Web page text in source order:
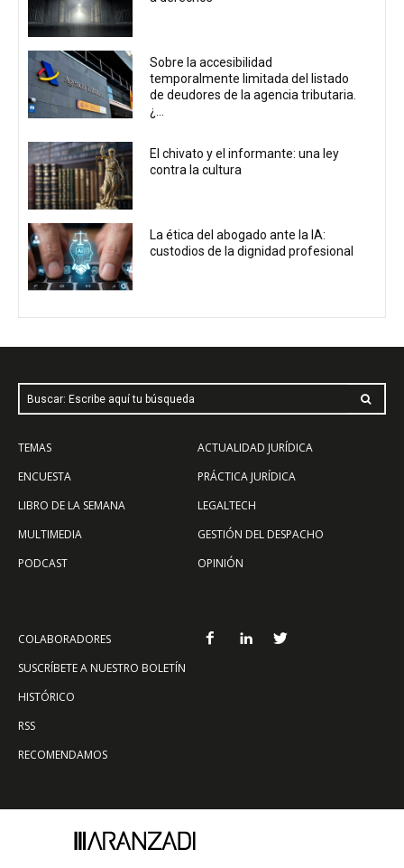
Sobre la accesibilidad
temporalmente limitada del listado
de deudores de la agencia tributaria.
¿...
El chivato y el informante: una ley
contra la cultura
La ética del abogado ante la IA:
custodios de la dignidad profesional
Buscar: Escribe aquí tu búsqueda
TEMAS
ENCUESTA
LIBRO DE LA SEMANA
MULTIMEDIA
PODCAST
ACTUALIDAD JURÍDICA
PRÁCTICA JURÍDICA
LEGALTECH
GESTIÓN DEL DESPACHO
OPINIÓN
COLABORADORES
SUSCRÍBETE A NUESTRO BOLETÍN
HISTÓRICO
RSS
RECOMENDAMOS